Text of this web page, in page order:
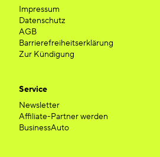
Impressum
Datenschutz
AGB
Barrierefreiheitserklärung
Zur Kündigung
Service
Newsletter
Affiliate-Partner werden
BusinessAuto